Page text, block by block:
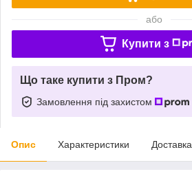
або
Купити з
Що таке купити з Пром?
Замовлення під захистом
Опис Характеристики Доставка